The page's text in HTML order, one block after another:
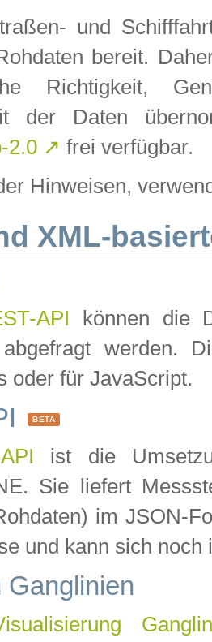
und
bereit.
Richtigkeit,
der Daten
2.0 ↗ frei verfügbar.
Hinweisen,
XML-
API können die
werden.
oder für JavaScript.
BETA
ist die
Sie liefert
im JSON-
und kann sich noch
Ganglinien